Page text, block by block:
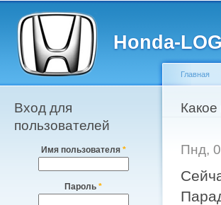
Honda-
Главное меню
Вход для
пользователей
Имя пользователя *
Пароль *
Вы
Главная
Какое
Пнд,